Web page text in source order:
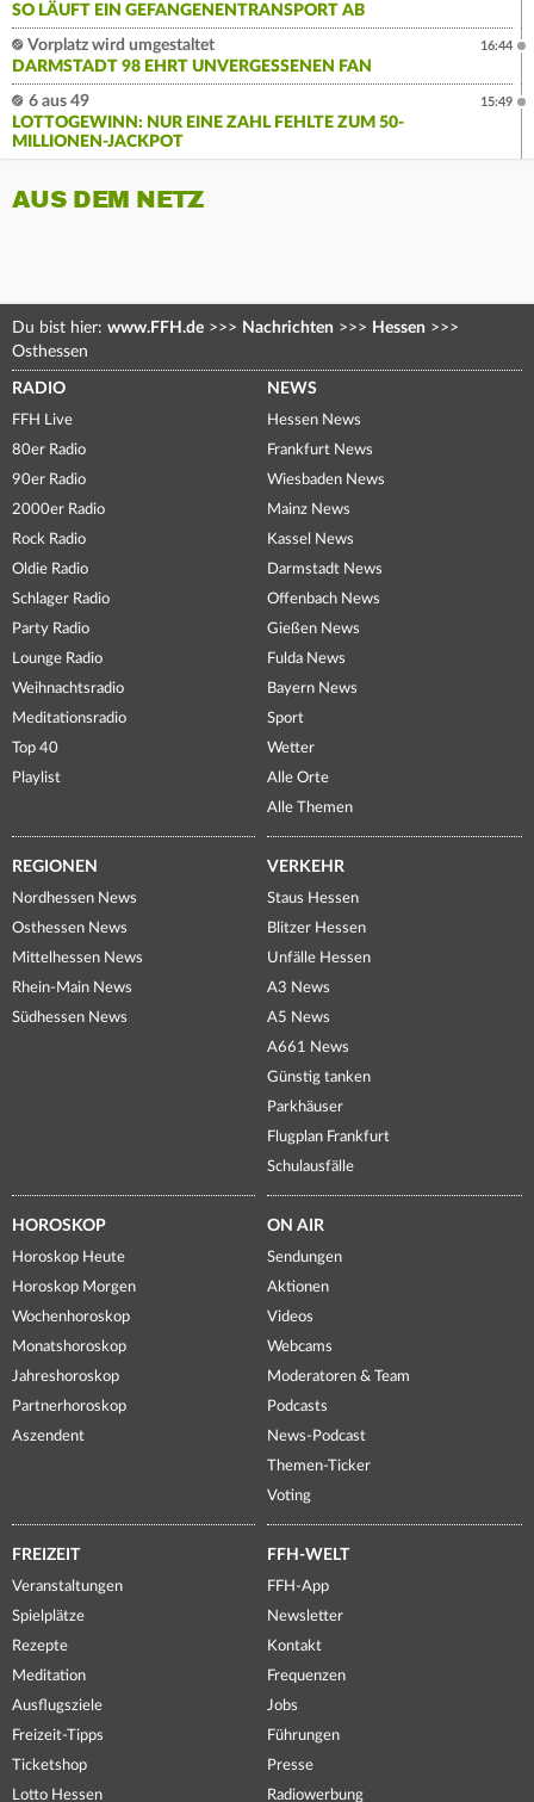
SO LÄUFT EIN GEFANGENENTRANSPORT AB
Vorplatz wird umgestaltet
DARMSTADT 98 EHRT UNVERGESSENEN FAN
16:44
6 aus 49
LOTTOGEWINN: NUR EINE ZAHL FEHLTE ZUM 50-
MILLIONEN-JACKPOT
15:49
AUS DEM NETZ
Du bist hier: www.FFH.de >>> Nachrichten >>> Hessen >>>
Osthessen
RADIO
FFH Live
80er Radio
90er Radio
2000er Radio
Rock Radio
Oldie Radio
Schlager Radio
Party Radio
Lounge Radio
Weihnachtsradio
Meditationsradio
Top 40
Playlist
NEWS
Hessen News
Frankfurt News
Wiesbaden News
Mainz News
Kassel News
Darmstadt News
Offenbach News
Gießen News
Fulda News
Bayern News
Sport
Wetter
Alle Orte
Alle Themen
REGIONEN
Nordhessen News
Osthessen News
Mittelhessen News
Rhein-Main News
Südhessen News
VERKEHR
Staus Hessen
Blitzer Hessen
Unfälle Hessen
A3 News
A5 News
A661 News
Günstig tanken
Parkhäuser
Flugplan Frankfurt
Schulausfälle
HOROSKOP
Horoskop Heute
Horoskop Morgen
Wochenhoroskop
Monatshoroskop
Jahreshoroskop
Partnerhoroskop
Aszendent
ON AIR
Sendungen
Aktionen
Videos
Webcams
Moderatoren & Team
Podcasts
News-Podcast
Themen-Ticker
Voting
FREIZEIT
Veranstaltungen
Spielplätze
Rezepte
Meditation
Ausflugsziele
Freizeit-Tipps
Ticketshop
Lotto Hessen
FFH-WELT
FFH-App
Newsletter
Kontakt
Frequenzen
Jobs
Führungen
Presse
Radiowerbung